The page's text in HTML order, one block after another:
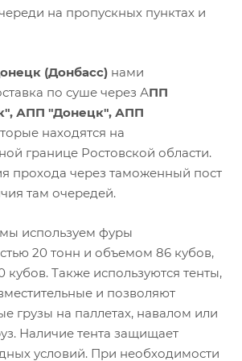
на пропускных пунктах и
(Донбасс) нами
по суше через АПП
АПП "Донецк", АПП
находятся на
границе Ростовской области.
прохода через таможенный пост
там очередей.
используем фуры
20 тонн и объемом 86 кубов,
кубов. Также используются тенты,
и позволяют
грузы на паллетах, навалом или
Наличие тента защищает
условий. При необходимости